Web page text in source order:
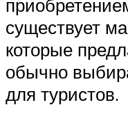
существует
которые
обычно
для туристов.